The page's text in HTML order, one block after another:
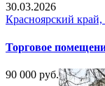
30.03.2026
Красноярский край,
Торговое
90 000 руб.